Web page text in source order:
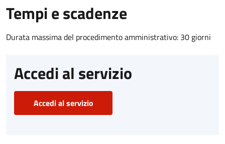
Tempi e scadenze
Durata massima del procedimento amministrativo: 30 giorni
Accedi al servizio
Accedi al servizio